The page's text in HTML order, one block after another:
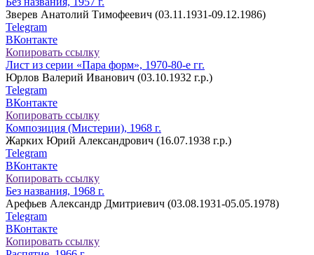
Зверев Анатолий Тимофеевич (03.11.1931-09.12.1986)
Telegram
ВКонтакте
Копировать ссылку
Лист из серии «Пара форм», 1970-80-е гг.
Юрлов Валерий Иванович (03.10.1932 г.р.)
Telegram
ВКонтакте
Копировать ссылку
Композиция (Мистерии), 1968 г.
Жарких Юрий Александрович (16.07.1938 г.р.)
Telegram
ВКонтакте
Копировать ссылку
Без названия, 1968 г.
Арефьев Александр Дмитриевич (03.08.1931-05.05.1978)
Telegram
ВКонтакте
Копировать ссылку